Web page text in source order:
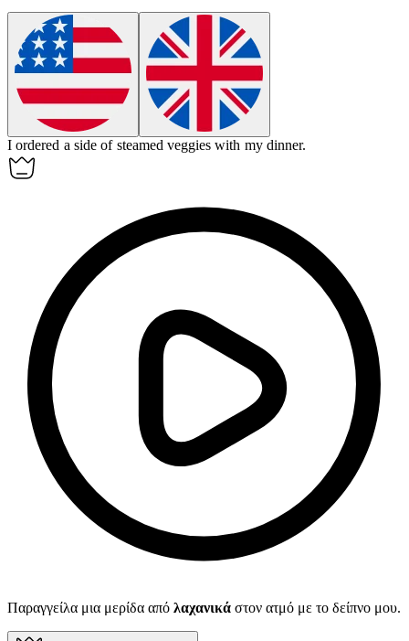
I ordered a side of steamed veggies with my dinner.
Παραγγείλα μια μερίδα από λαχανικά στον ατμό με το δείπνο μου.